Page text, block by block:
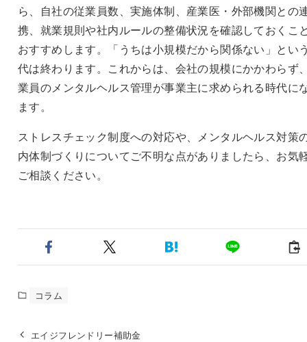
ら、自社の従業員数、実施体制、産業医・外部機関との
携、就業規則や社内ルールの整備状況を確認しておくこ
おすすめします。「うちは小規模だから関係ない」とい
代は終わります。これからは、会社の規模にかかわらず
業員のメンタルヘルス管理が事業主に求められる時代に
ます。
ストレスチェック制度への対応や、メンタルヘルス対策
内体制づくりについてご不明な点がありましたら、お気
ご相談ください。
コラム
エイジフレンドリー補助金